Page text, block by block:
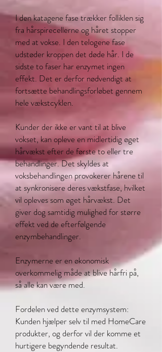
I den katagene fase trækker folliklen sig
fra hårspirecellerne og håret stopper
med at vokse. I den telogene fase
udstøder kroppen det døde hår. I de
sidste to faser har enzymet ingen
effekt. Det er derfor nødvendigt at
fortsætte behandlingsforløbet gennem
hele vækstcyklen.
Kunder der ikke er vant til at blive
vokset, kan opleve en midlertidig øget
hårvækst efter de første to eller tre
behandlinger. Det skyldes at
voksbehandlingen provokerer hårene til
at synkronisere deres vækstfase, hvilket
vil opleves som øget hårvækst. Det
giver dog samtidig mulighed for større
effekt ved de efterfølgende
enzymbehandlinger.
Enzymerne er en økonomisk
overkommelig måde at blive hårfri på,
så alle kan være med.
Fordelen ved dette enzymsystem:
Kunden hjælper selv til med HomeCare
produkter, og derfor vil der komme et
hurtigere begyndende resultat.